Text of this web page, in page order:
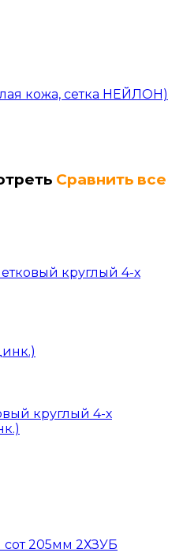
кожа, сетка НЕЙЛОН)
Сравнить все
круглый 4-х